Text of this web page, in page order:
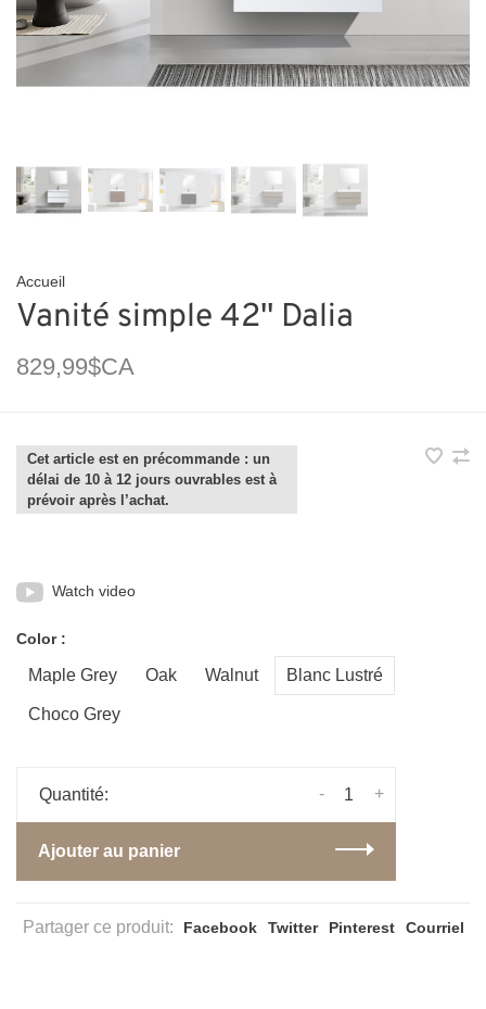
Accueil
Vanité simple 42'' Dalia
829,99$CA
Cet article est en précommande : un
délai de 10 à 12 jours ouvrables est à
prévoir après l’achat.
Watch video
Color :
Maple Grey Oak Walnut Blanc Lustré
Choco Grey
Quantité: +
-
Ajouter au panier
Partager ce produit: Facebook Twitter Pinterest Courriel